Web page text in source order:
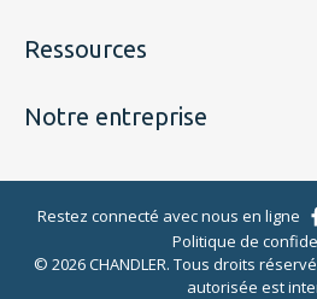
Ressources
Notre entreprise
Restez connecté avec nous en ligne
Politique de
© 2026 CHANDLER. Tous droits
autorisée est